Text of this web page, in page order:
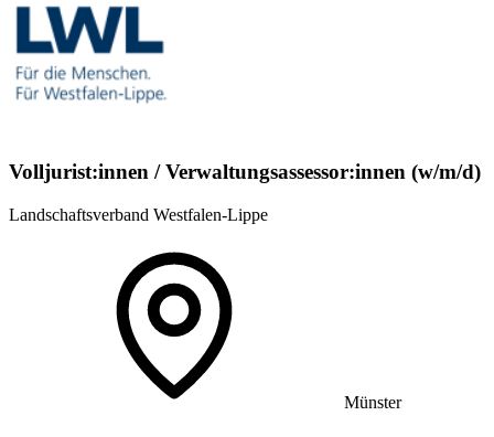
Volljurist:innen / Verwaltungsassessor:innen (w/m/d)
Landschaftsverband Westfalen-Lippe
Münster